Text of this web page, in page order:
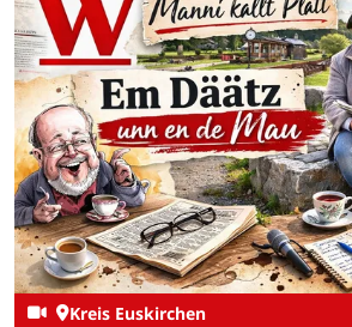
Kreis Euskirchen